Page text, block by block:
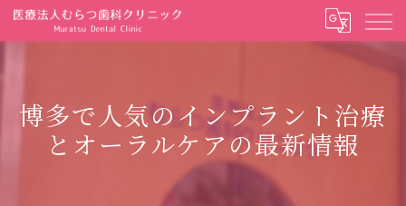
博多で人気のインプラント治療
とオーラルケアの最新情報